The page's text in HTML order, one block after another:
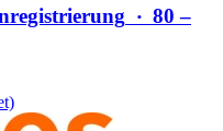
‧ 80 –